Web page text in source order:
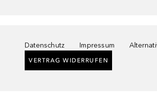
Datenschutz Impressum
VERTRAG WIDERRUFEN